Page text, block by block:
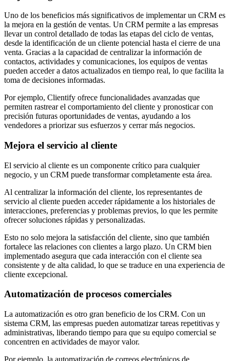
Uno de los beneficios más significativos de implementar un CRM es
la mejora en la gestión de ventas. Un CRM permite a las empresas
llevar un control detallado de todas las etapas del ciclo de ventas,
desde la identificación de un cliente potencial hasta el cierre de una
venta. Gracias a la capacidad de centralizar la información de
contactos, actividades y comunicaciones, los equipos de ventas
pueden acceder a datos actualizados en tiempo real, lo que facilita la
toma de decisiones informadas.
Por ejemplo, Clientify ofrece funcionalidades avanzadas que
permiten rastrear el comportamiento del cliente y pronosticar con
precisión futuras oportunidades de ventas, ayudando a los
vendedores a priorizar sus esfuerzos y cerrar más negocios.
Mejora el servicio al cliente
El servicio al cliente es un componente crítico para cualquier
negocio, y un CRM puede transformar completamente esta área.
Al centralizar la información del cliente, los representantes de
servicio al cliente pueden acceder rápidamente a los historiales de
interacciones, preferencias y problemas previos, lo que les permite
ofrecer soluciones rápidas y personalizadas.
Esto no solo mejora la satisfacción del cliente, sino que también
fortalece las relaciones con clientes a largo plazo. Un CRM bien
implementado asegura que cada interacción con el cliente sea
consistente y de alta calidad, lo que se traduce en una experiencia de
cliente excepcional.
Automatización de procesos comerciales
La automatización es otro gran beneficio de los CRM. Con un
sistema CRM, las empresas pueden automatizar tareas repetitivas y
administrativas, liberando tiempo para que su equipo comercial se
concentren en actividades de mayor valor.